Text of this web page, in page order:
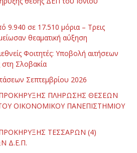
9.940 σε 17.510 μόρια – Τρεις
θεαματική αύξηση
Φοιτητές: Υποβολή αιτήσεων
Σλοβακία
Σεπτεμβρίου 2026
ΠΛΗΡΩΣΗΣ ΘΕΣΕΩΝ
ΟΙΚΟΝΟΜΙΚΟΥ ΠΑΝΕΠΙΣΤΗΜΙΟΥ
ΤΕΣΣΑΡΩΝ (4)
Δ.Ε.Π.